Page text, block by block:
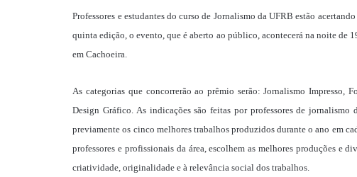
Professores e estudantes do curso de Jornalismo da UFRB estão
quinta edição, o evento, que é aberto ao público, acontecerá na noite de
em Cachoeira.
As categorias que concorrerão ao prêmio serão: Jornalismo
Design Gráfico. As indicações são feitas por professores de
previamente os cinco melhores trabalhos produzidos durante o ano em
professores e profissionais da área, escolhem as melhores produções e
criatividade, originalidade e à relevância social dos trabalhos.